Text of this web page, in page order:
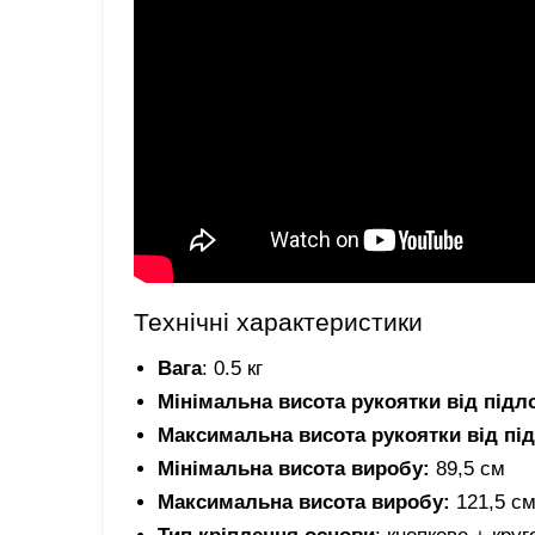
Технічні характеристики
Вага: 0.5 кг
Мінімальна висота рукоятки від
Максимальна висота рукоятки від
Мінімальна висота виробу: 89,5 см
Максимальна висота виробу: 121,5 см